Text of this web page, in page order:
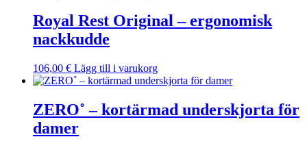
Royal Rest Original – ergonomisk
nackkudde
106,00 € Lägg till i varukorg
ZERO˚ – kortärmad underskjorta för
damer